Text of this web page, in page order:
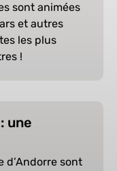
sont animées
et autres
les plus
!
une
d’Andorre sont